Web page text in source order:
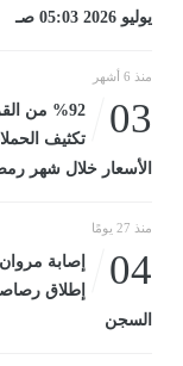
يوليو 2026 05:03 صـ
منذ 6 أشهر
03
%92 من
تكثيف
الأسعار خلال شهر
منذ 27 يومًا
04
إصابة
إطلاق
السجن